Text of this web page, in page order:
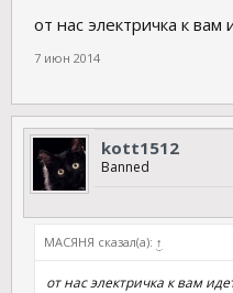
от нас электричка к вам
7 июн 2014
kott1512
Banned
МАСЯНЯ сказал(а): ↑
от нас электричка к вам